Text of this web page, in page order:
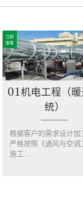
立即
查看
01 机电工程（暖
统）
根据客户的需求设计加
严格按照《通风与空调
施工 ...